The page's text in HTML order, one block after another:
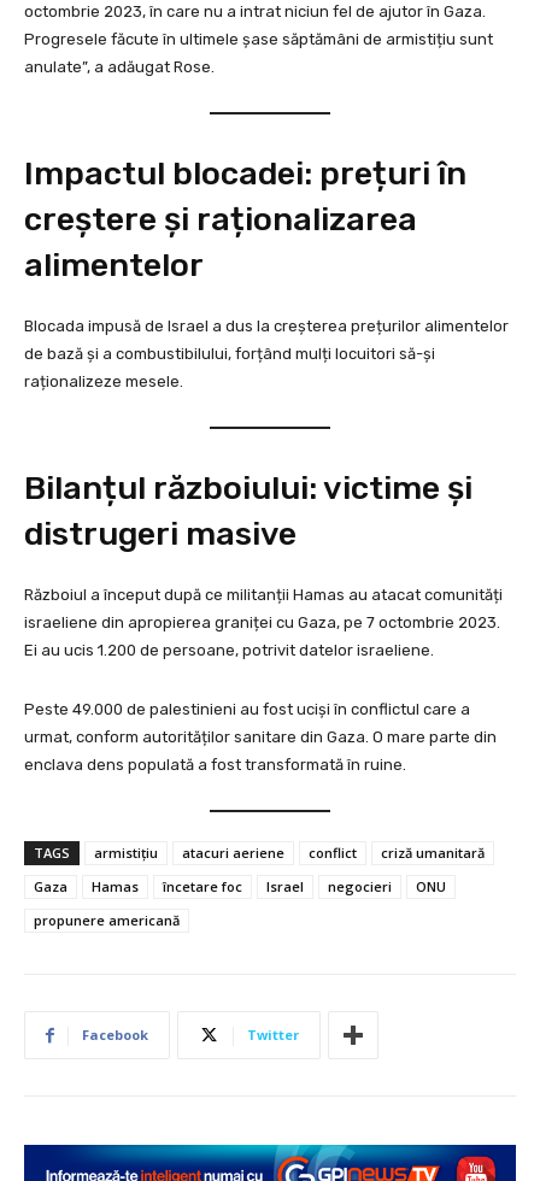
octombrie 2023, în care nu a intrat niciun fel de ajutor în Gaza.
Progresele făcute în ultimele șase săptămâni de armistițiu sunt
anulate”, a adăugat Rose.
Impactul blocadei: prețuri în
creștere și raționalizarea
alimentelor
Blocada impusă de Israel a dus la creșterea prețurilor alimentelor
de bază și a combustibilului, forțând mulți locuitori să-și
raționalizeze mesele.
Bilanțul războiului: victime și
distrugeri masive
Războiul a început după ce militanții Hamas au atacat comunități
israeliene din apropierea graniței cu Gaza, pe 7 octombrie 2023.
Ei au ucis 1.200 de persoane, potrivit datelor israeliene.
Peste 49.000 de palestinieni au fost uciși în conflictul care a
urmat, conform autorităților sanitare din Gaza. O mare parte din
enclava dens populată a fost transformată în ruine.
TAGS armistițiu atacuri aeriene conflict
criză umanitară
Gaza
Hamas încetare foc Israel negocieri
ONU
propunere americană
Facebook Twitter